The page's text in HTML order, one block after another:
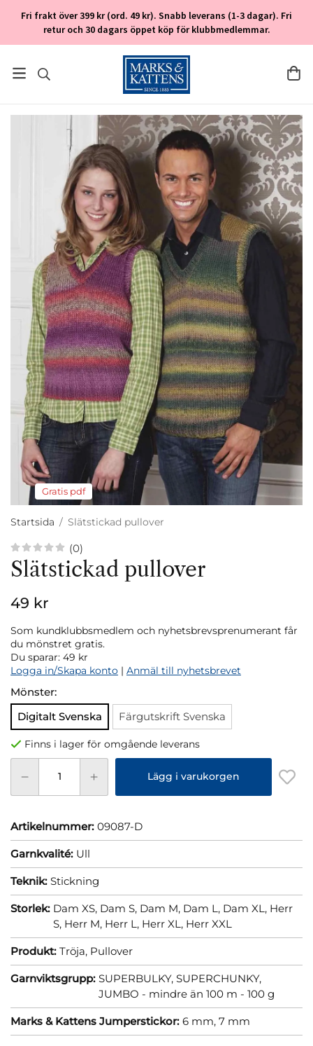
Fri frakt över 399 kr (ord. 49 kr). Snabb leverans (1-3 dagar). Fri
retur och 30 dagars öppet köp för klubbmedlemmar.
Gratis pdf
Startsida / Slätstickad pullover
(0)
Slätstickad pullover
49 kr
Som kundklubbsmedlem och nyhetsbrevsprenumerant får
du mönstret gratis.
Du sparar: 49 kr
Logga in/Skapa konto | Anmäl till nyhetsbrevet
Mönster:
Digitalt Svenska
Färgutskrift Svenska
Finns i lager för omgående leverans
Lägg i varukorgen
Artikelnummer: 09087-D
Garnkvalité: Ull
Teknik: Stickning
Storlek: Dam XS, Dam S, Dam M, Dam L, Dam XL, Herr
S, Herr M, Herr L, Herr XL, Herr XXL
Produkt: Tröja, Pullover
Garnviktsgrupp: SUPERBULKY, SUPERCHUNKY,
JUMBO - mindre än 100 m - 100 g
Marks & Kattens Jumperstickor: 6 mm, 7 mm